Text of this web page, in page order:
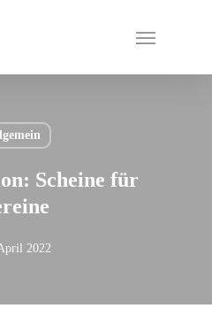
Menu
Scheine für
2022